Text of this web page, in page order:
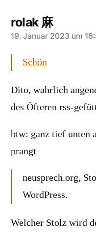
rolak 麻
sagt:
19. Januar 2023 um
Schön
Dito, wahrlich
des Öfteren rss-
btw: ganz tief unten
prangt
neusprech.org,
WordPress.
Welcher Stolz wird